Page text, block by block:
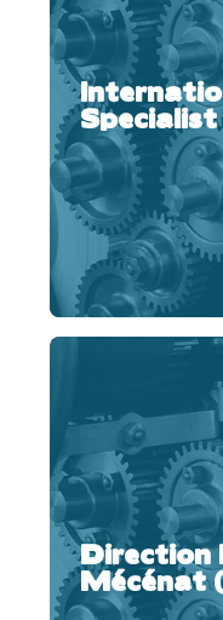
Direction
Mécénat